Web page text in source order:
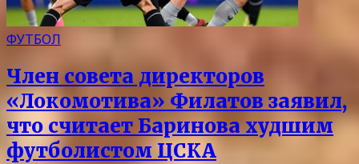
ФУТБОЛ
Член совета директоров
«Локомотива» Филатов заявил,
что считает Баринова худшим
футболистом ЦСКА